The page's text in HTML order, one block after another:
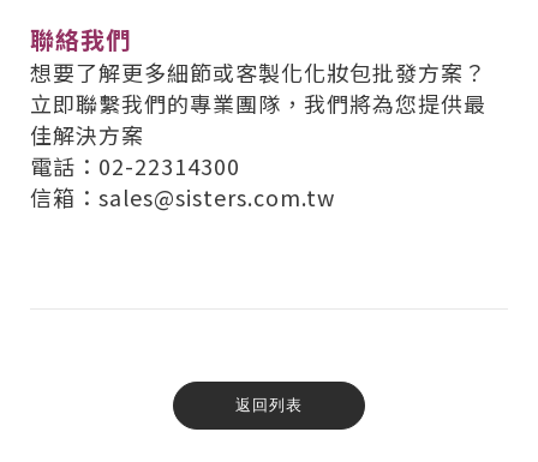
聯絡我們
想要了解更多細節或客製化化妝包批發方案？
立即聯繫我們的專業團隊，我們將為您提供最
佳解決方案
電話：02-22314300
信箱：sales@sisters.com.tw
返回列表